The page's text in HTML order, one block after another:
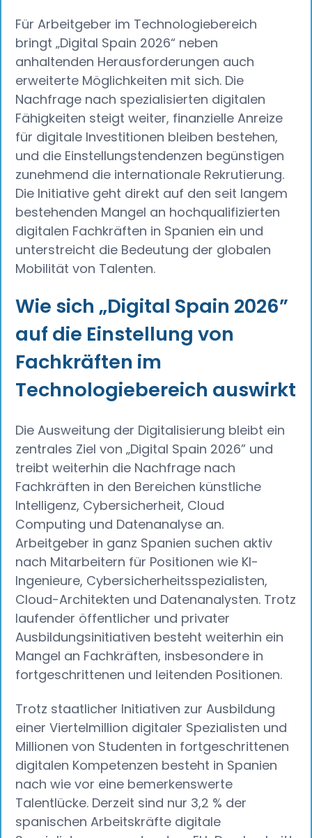
Für Arbeitgeber im Technologiebereich
bringt „Digital Spain 2026“ neben
anhaltenden Herausforderungen auch
erweiterte Möglichkeiten mit sich. Die
Nachfrage nach spezialisierten digitalen
Fähigkeiten steigt weiter, finanzielle Anreize
für digitale Investitionen bleiben bestehen,
und die Einstellungstendenzen begünstigen
zunehmend die internationale Rekrutierung.
Die Initiative geht direkt auf den seit langem
bestehenden Mangel an hochqualifizierten
digitalen Fachkräften in Spanien ein und
unterstreicht die Bedeutung der globalen
Mobilität von Talenten.
Wie sich „Digital Spain 2026”
auf die Einstellung von
Fachkräften im
Technologiebereich auswirkt
Die Ausweitung der Digitalisierung bleibt ein
zentrales Ziel von „Digital Spain 2026” und
treibt weiterhin die Nachfrage nach
Fachkräften in den Bereichen künstliche
Intelligenz, Cybersicherheit, Cloud
Computing und Datenanalyse an.
Arbeitgeber in ganz Spanien suchen aktiv
nach Mitarbeitern für Positionen wie KI-
Ingenieure, Cybersicherheitsspezialisten,
Cloud-Architekten und Datenanalysten. Trotz
laufender öffentlicher und privater
Ausbildungsinitiativen besteht weiterhin ein
Mangel an Fachkräften, insbesondere in
fortgeschrittenen und leitenden Positionen.
Trotz staatlicher Initiativen zur Ausbildung
einer Viertelmillion digitaler Spezialisten und
Millionen von Studenten in fortgeschrittenen
digitalen Kompetenzen besteht in Spanien
nach wie vor eine bemerkenswerte
Talentlücke. Derzeit sind nur 3,2 % der
spanischen Arbeitskräfte digitale